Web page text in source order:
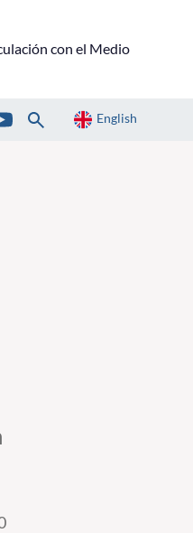
con el Medio
English